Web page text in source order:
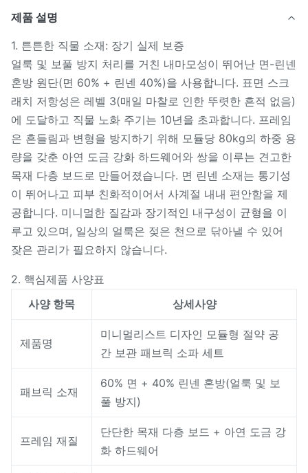
제품 설명
1. 튼튼한 직물 소재: 장기 실제 보증
얼룩 및 보풀 방지 처리를 거친 내마모성이 뛰어난 면-린넨
혼방 원단(면 60% + 린넨 40%)을 사용합니다. 표면 스크
래치 저항성은 레벨 3(매일 마찰로 인한 뚜렷한 흔적 없음)
에 도달하고 직물 노화 주기는 10년을 초과합니다. 프레임
은 흔들림과 변형을 방지하기 위해 모듈당 80kg의 하중 용
량을 갖춘 아연 도금 강화 하드웨어와 쌍을 이루는 견고한
목재 다층 보드로 만들어졌습니다. 면 린넨 소재는 통기성
이 뛰어나고 피부 친화적이어서 사계절 내내 편안함을 제
공합니다. 미니멀한 질감과 장기적인 내구성이 균형을 이
루고 있으며, 일상의 얼룩은 젖은 천으로 닦아낼 수 있어
잦은 관리가 필요하지 않습니다.
2. 핵심제품 사양표
사양 항목
상세사양
제품명
미니멀리스트 디자인 모듈형 절약 공
간 보관 패브릭 소파 세트
패브릭 소재
60% 면 + 40% 린넨 혼방(얼룩 및 보
풀 방지)
프레임 재질
단단한 목재 다층 보드 + 아연 도금 강
화 하드웨어